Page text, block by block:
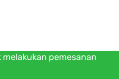
pemesanan